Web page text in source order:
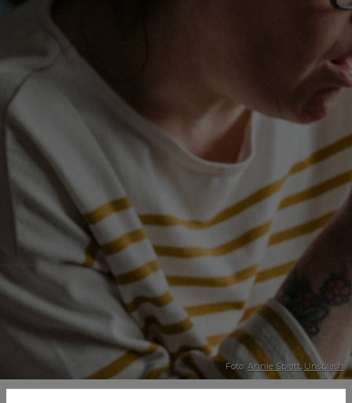
Foto: Annie Spratt, Unsplash